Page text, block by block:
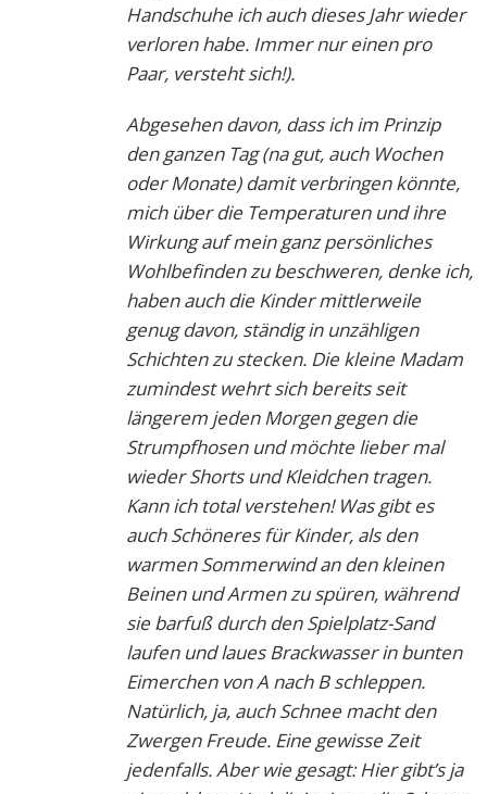
Handschuhe ich auch dieses Jahr wieder
verloren habe. Immer nur einen pro
Paar, versteht sich!).
Abgesehen davon, dass ich im Prinzip
den ganzen Tag (na gut, auch Wochen
oder Monate) damit verbringen könnte,
mich über die Temperaturen und ihre
Wirkung auf mein ganz persönliches
Wohlbefinden zu beschweren, denke ich,
haben auch die Kinder mittlerweile
genug davon, ständig in unzähligen
Schichten zu stecken. Die kleine Madam
zumindest wehrt sich bereits seit
längerem jeden Morgen gegen die
Strumpfhosen und möchte lieber mal
wieder Shorts und Kleidchen tragen.
Kann ich total verstehen! Was gibt es
auch Schöneres für Kinder, als den
warmen Sommerwind an den kleinen
Beinen und Armen zu spüren, während
sie barfuß durch den Spielplatz-Sand
laufen und laues Brackwasser in bunten
Eimerchen von A nach B schleppen.
Natürlich, ja, auch Schnee macht den
Zwergen Freude. Eine gewisse Zeit
jedenfalls. Aber wie gesagt: Hier gibt’s ja